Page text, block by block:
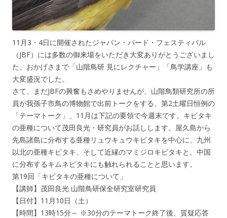
11月3・4日に開催されたジャパン・バード・フェスティバル
（JBF）には多数の御来場をいただき大変ありがとうございまし
た。おかげさまで「山階鳥研 見にレクチャー」「鳥学講座」も
大変盛況でした。
さて、まだJBFの興奮もさめやりませんが、山階鳥類研究所の所
員が我孫子市鳥の博物館で出前トークをする、第2土曜日恒例の
「テーマトーク」、11月は下記の要領で今週末です。キビタキ
の亜種について茂田良光・研究員がお話しします。屋久島から
先島諸島に分布する亜種リュウキュウキビタキを中心に、九州
以北の亜種キビタキ、そして近縁のマミジロキビタキと、中国
に分布するキムネビタキにも触れられることと思います。
第19回「キビタキの亜種について」
【講師】茂田良光 山階鳥研保全研究室研究員
【日付】11月10日（土）
【時間】13時15分～ ※30分のテーマトーク終了後、質疑応答